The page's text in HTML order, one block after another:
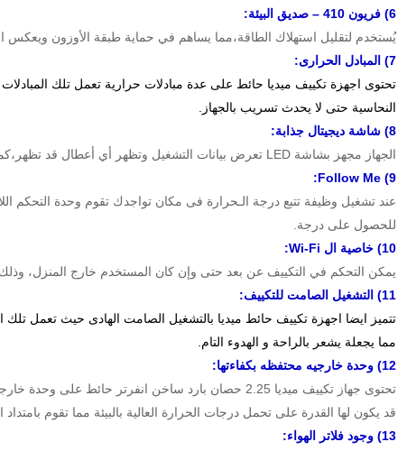
6) فريون 410 – صديق البيئة:
يُستخدم لتقليل استهلاك الطاقة،مما يساهم في حماية طبقة الأوزون ويعكس
7) المبادل الحرارى
:
تحتوى اجهزة تكييف ميديا حائط على عدة مبادلات حرارية تعمل تلك
النحاسية حتى لا يحدث تسريب بالجهاز.
8) شاشة ديجيتال جذابة:
الجهاز مجهز بشاشة LED تعرض بيانات التشغيل وتظهر أي أعطال قد تظهر،كما تسمح بالتحكم في نظام الجهاز وعرضه على الشاشة.
9) Follow Me
:
عند تشغيل وظيفة تتبع درجة الـحرارة فى مكان تواجدك تقوم وحدة التحكم
للحصول على درجة.
10) خاصية ال
Wi-Fi
:
يمكن التحكم في التكييف عن بعد حتى وإن كان المستخدم خارج المنزل،
11)
التشغيل الصامت للتكييف:
تتميز ايضا اجهزة تكييف حائط ميديا بالتشغيل الصامت الهادى حيث تعمل
مما يجعلة يشعر بالراحة و الهدوء التام.
12) وحدة خارجيه محتفظه بكفاءتها:
تحتوى جهاز تكييف ميديا 2.25 حصان بارد ساخن
قد يكون لها القدرة على تحمل درجات الحرارة العالية بالبيئة مما تقوم
13) وجود فلاتر الهواء: